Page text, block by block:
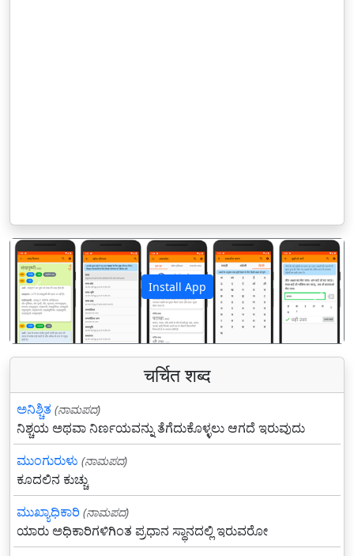
Install App
पिछला अगला
चर्चित शब्द
ಅನಿಶ್ಚಿತ (ನಾಮಪದ)
ನಿಶ್ಚಯ ಅಥವಾ ನಿರ್ಣಯವನ್ನು ತೆಗೆದುಕೊಳ್ಳಲು ಆಗದೆ ಇರುವುದು
ಮುಂಗುರುಳು (ನಾಮಪದ)
ಕೂದಲಿನ ಕುಚ್ಚು
ಮುಖ್ಯಾಧಿಕಾರಿ (ನಾಮಪದ)
ಯಾರು ಅಧಿಕಾರಿಗಳಿಗಿಂತ ಪ್ರಧಾನ ಸ್ಥಾನದಲ್ಲಿ ಇರುವರೋ